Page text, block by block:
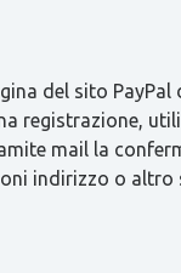
del sito
registrazione,
mail la
indirizzo o